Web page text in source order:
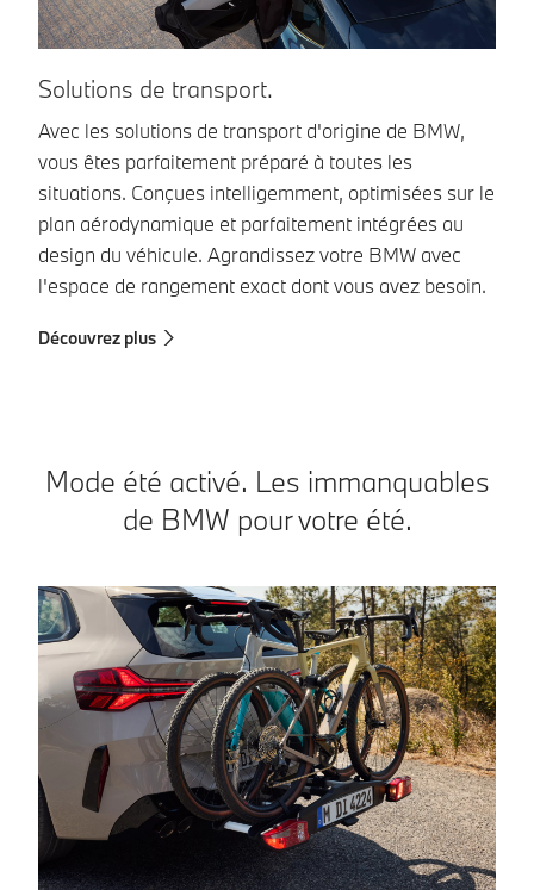
Solutions de transport.
Avec les solutions de transport d'origine de BMW,
vous êtes parfaitement préparé à toutes les
situations. Conçues intelligemment, optimisées sur le
plan aérodynamique et parfaitement intégrées au
design du véhicule. Agrandissez votre BMW avec
l'espace de rangement exact dont vous avez besoin.
Découvrez plus
Mode été activé. Les immanquables
de BMW pour votre été.